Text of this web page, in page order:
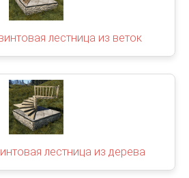
лестница из веток
лестница из дерева